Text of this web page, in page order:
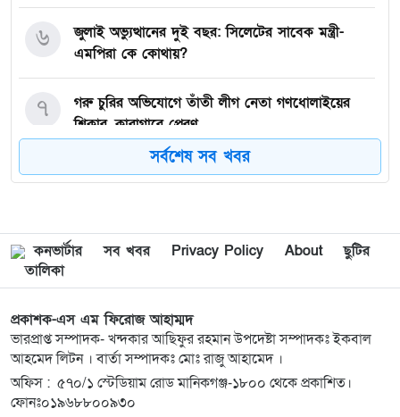
জুলাই অভ্যুত্থানের দুই বছর: সিলেটের সাবেক মন্ত্রী-
এমপিরা কে কোথায়? ​
৬
গরু চুরির অভিযোগে তাঁতী লীগ নেতা গণধোলাইয়ের
শিকার, কারাগারে প্রেরণ
৭
গাজীপুর-৫ আসনের সাবেক এমপি আখতারুজ্জামান
৮
মাগুরায় সাকিব আল হাসানের বাড়িতে আগুন,
৯
দিল্লিতে গণমাধ্যমে শেখ হাসিনার বক্তব্য; ঢাকার তীব্র
ক্ষোভ প্রকাশ
১০
ইসরায়েলপন্থিরা ৬০ মিলিয়ন ডলার খরচ করেও হারাতে
পারলো না
১১
সর্বশেষ সব খবর
কনভার্টার সব খবর Privacy Policy About
ছুটির
তালিকা
প্রকাশক-এস এম ফিরোজ আহাম্মদ
ভারপ্রাপ্ত সম্পাদক- খন্দকার আছিফুর রহমান উপদেষ্টা সম্পাদকঃ ইকবাল
আহমেদ লিটন । বার্তা সম্পাদকঃ মোঃ রাজু আহামেদ ।
অফিস : ৫৭০/১ স্টেডিয়াম রোড মানিকগঞ্জ-১৮০০ থেকে প্রকাশিত।
ফোনঃ০১৯৬৮৮০০৯৩০